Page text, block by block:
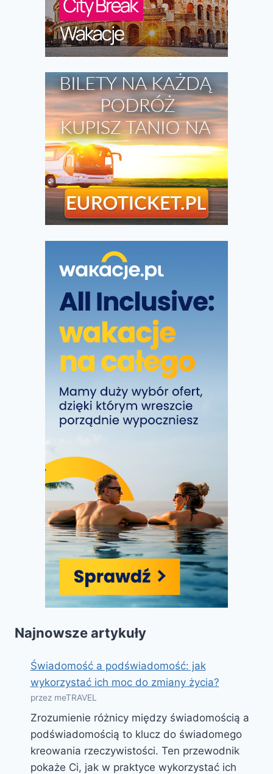
Najnowsze artykuły
Świadomość a podświadomość: jak
wykorzystać ich moc do zmiany życia?
przez meTRAVEL
Zrozumienie różnicy między świadomością a
podświadomością to klucz do świadomego
kreowania rzeczywistości. Ten przewodnik
pokaże Ci, jak w praktyce wykorzystać ich